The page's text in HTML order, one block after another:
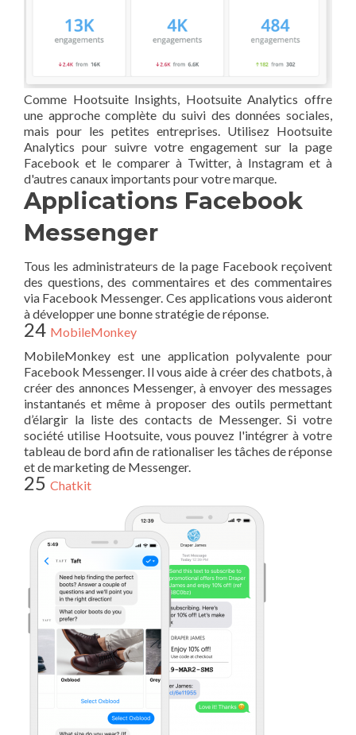
Comme Hootsuite Insights, Hootsuite Analytics offre
une approche complète du suivi des données sociales,
mais pour les petites entreprises. Utilisez Hootsuite
Analytics pour suivre votre engagement sur la page
Facebook et le comparer à Twitter, à Instagram et à
d'autres canaux importants pour votre marque.
Applications Facebook
Messenger
Tous les administrateurs de la page Facebook reçoivent
des questions, des commentaires et des commentaires
via Facebook Messenger. Ces applications vous aideront
à développer une bonne stratégie de réponse.
24 MobileMonkey
MobileMonkey est une application polyvalente pour
Facebook Messenger. Il vous aide à créer des chatbots, à
créer des annonces Messenger, à envoyer des messages
instantanés et même à proposer des outils permettant
d’élargir la liste des contacts de Messenger. Si votre
société utilise Hootsuite, vous pouvez l'intégrer à votre
tableau de bord afin de rationaliser les tâches de réponse
et de marketing de Messenger.
25 Chatkit